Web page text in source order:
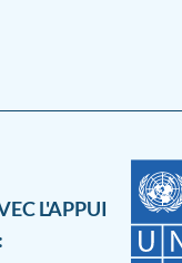
L'APPUI